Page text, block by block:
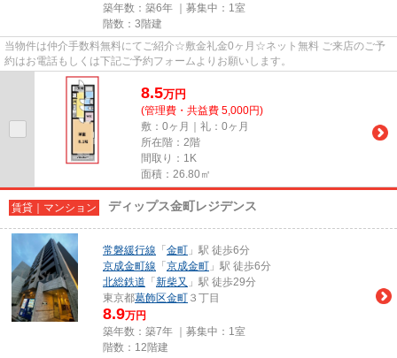
築年数：築6年 ｜募集中： 1室
階数：3階建
当物件は仲介手数料無料にてご紹介☆敷金礼金0ヶ月☆ネット無料 ご来店のご予
約はお電話もしくは下記ご予約フォームよりお願いします。
8.5万円
(管理費・共益費 5,000円)
敷：0ヶ月｜礼：0ヶ月
所在階：2階
間取り：1K
面積：26.80㎡
賃貸｜マンション ディップス金町レジデンス
常磐緩行線 「 金町 」駅 徒歩6分
京成金町線 「 京成金町 」駅 徒歩6分
北総鉄道 「 新柴又 」駅 徒歩29分
東京都葛飾区金町 ３丁目
8.9万円
築年数：築7年 ｜募集中： 1室
階数：12階建